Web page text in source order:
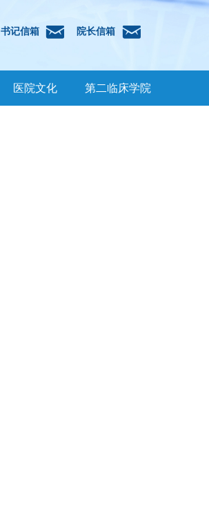
书记信箱 院长信箱
낂 낂
医院文化 第二临床学院